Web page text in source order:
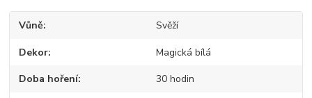
Vůně Svěží
Dekor Magická bílá
Doba hoření 30 hodin